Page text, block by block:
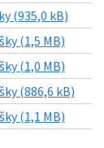
(935,0 kB)
(1,5 MB)
(1,0 MB)
(886,6 kB)
(1,1 MB)